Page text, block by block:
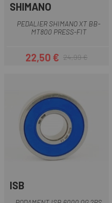
SHIMANO
PEDALIER SHIMANO XT BB-
MT800 PRESS-FIT
Preu
22,50 €Preu regular
24,99 €
ISB